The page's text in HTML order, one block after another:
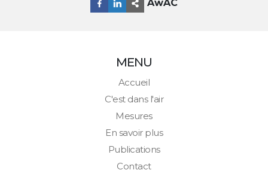
AwAC
MENU
Accueil
C'est dans l'air
Mesures
En savoir plus
Publications
Contact